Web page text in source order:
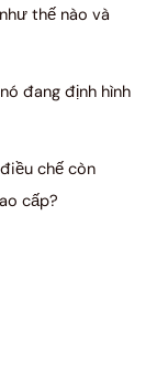
thế nào và
đang định hình
chế còn
cấp?